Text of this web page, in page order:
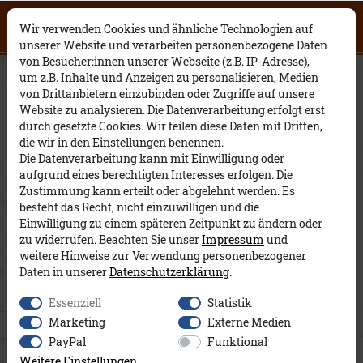
contents.
Open English website
Größentabelle
FRAUEN T-shirts / Sweatshirts / Blusen / Strick /
Jacken
Grösse XS S M L XL 2XL
Brustumfang
77-
81
81-
87
87-95
95-
103
103-
Taille
61-
65
65-
71
71-79 79-87 87-95 95-105
Hüftumfang
93
99-
107
107-
115
115-
123
133
Wir verwenden Cookies und ähnliche Technologien auf
unserer Website und verarbeiten personenbezogene Daten
von Besucher:innen unserer Webseite (z.B. IP-Adresse),
um z.B. Inhalte und Anzeigen zu personalisieren, Medien
von Drittanbietern einzubinden oder Zugriffe auf unsere
Website zu analysieren. Die Datenverarbeitung erfolgt erst
durch gesetzte Cookies. Wir teilen diese Daten mit Dritten,
die wir in den Einstellungen benennen.
Die Datenverarbeitung kann mit Einwilligung oder
aufgrund eines berechtigten Interesses erfolgen. Die
Zustimmung kann erteilt oder abgelehnt werden. Es
besteht das Recht, nicht einzuwilligen und die
Einwilligung zu einem späteren Zeitpunkt zu ändern oder
zu widerrufen. Beachten Sie unserImpressum und
weitere Hinweise zur Verwendung personenbezogener
Daten in unsererDaten­schutz­erklärung.
Essenziell
Statistik
Marketing
Externe Medien
PayPal
Funktional